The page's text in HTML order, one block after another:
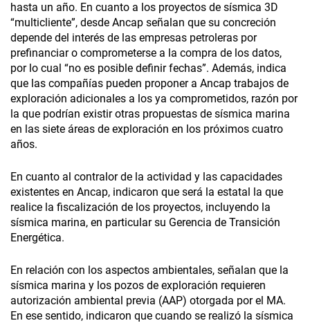
hasta un año. En cuanto a los proyectos de sísmica 3D
“multicliente”, desde Ancap señalan que su concreción
depende del interés de las empresas petroleras por
prefinanciar o comprometerse a la compra de los datos,
por lo cual “no es posible definir fechas”. Además, indica
que las compañías pueden proponer a Ancap trabajos de
exploración adicionales a los ya comprometidos, razón por
la que podrían existir otras propuestas de sísmica marina
en las siete áreas de exploración en los próximos cuatro
años.
En cuanto al contralor de la actividad y las capacidades
existentes en Ancap, indicaron que será la estatal la que
realice la fiscalización de los proyectos, incluyendo la
sísmica marina, en particular su Gerencia de Transición
Energética.
En relación con los aspectos ambientales, señalan que la
sísmica marina y los pozos de exploración requieren
autorización ambiental previa (AAP) otorgada por el MA.
En ese sentido, indicaron que cuando se realizó la sísmica